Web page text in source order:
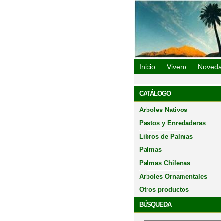
Vivero Oasis
Inicio Vivero
CATÁLOGO
Arboles Nativos
Pastos y Enredaderas
Libros de Palmas
Palmas
Palmas Chilenas
Arboles Ornamentales
Otros productos
BÚSQUEDA